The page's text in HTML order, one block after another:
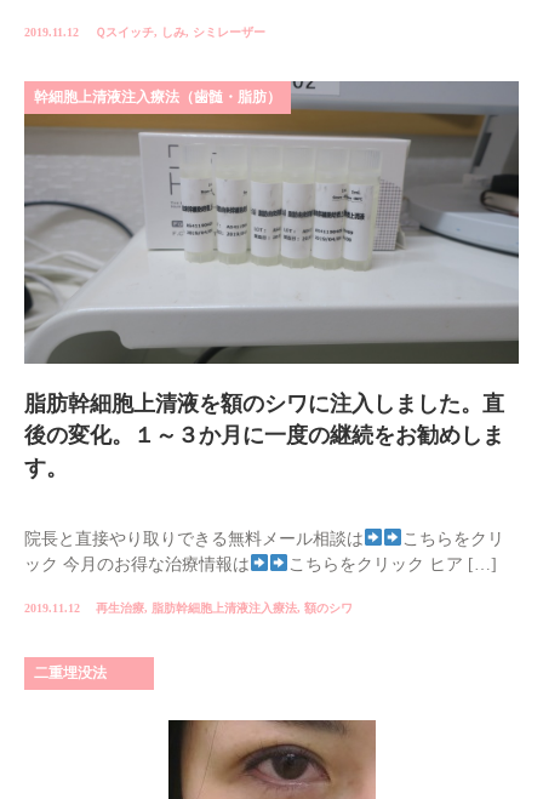
2019.11.12 Ｑスイッチ, しみ, シミレーザー
幹細胞上清液注入療法（歯髄・脂肪）
脂肪幹細胞上清液を額のシワに注入しました。直
後の変化。１～３か月に一度の継続をお勧めしま
す。
院長と直接やり取りできる無料メール相談は
こちらをクリ
ック 今月のお得な治療情報は
こちらをクリック ヒア […]
2019.11.12 再生治療, 脂肪幹細胞上清液注入療法, 額のシワ
二重埋没法